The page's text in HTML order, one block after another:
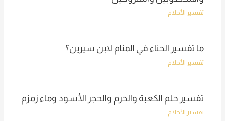
تفسير الأحلام
ما تفسير الحناء في المنام لابن سيرين؟
تفسير الأحلام
تفسير حلم الكعبة والحرم والحجر الأسود وماء زمزم
تفسير الأحلام